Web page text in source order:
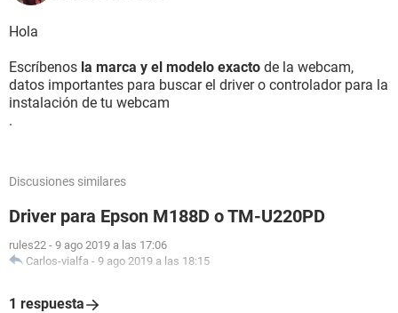
Hola
Escríbenos la marca y el modelo exacto de la webcam,
datos importantes para buscar el driver o controlador para la
instalación de tu webcam
.
Discusiones similares
Driver para Epson M188D o TM-U220PD
rules22 - 9 ago 2019 a las 17:06
Carlos-vialfa - 9 ago 2019 a las 18:15
1 respuesta